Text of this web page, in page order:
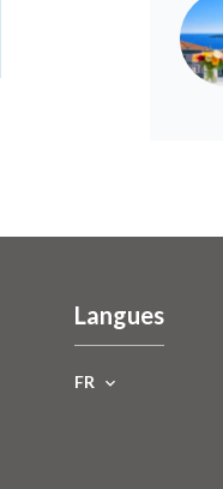
Langues
FR